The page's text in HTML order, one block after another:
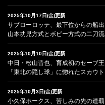
2025年10月17日(金)更新
サブローロッテ、最下位からの船出
山本功児方式とボビー方式の二刀流
2025年10月10日(金)更新
中日・松山晋也、育成初のセーブ王
「東北の隠し球」に惚れたスカウト
2025年10月3日(金)更新
小久保ホークス、苦しみの先の連覇